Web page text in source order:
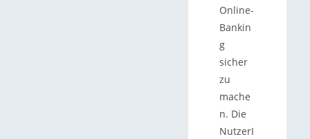
Online-
Bankin
g
sicher
zu
mache
n. Die
NutzerI